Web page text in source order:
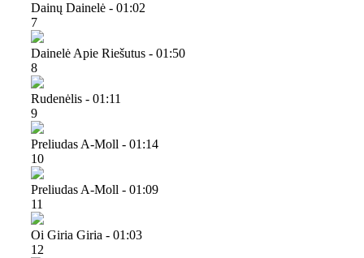
Dainų Dainelė - 01:02
7
Dainelė Apie Riešutus - 01:50
8
Rudenėlis - 01:11
9
Preliudas A-Moll - 01:14
10
Preliudas A-Moll - 01:09
11
Oi Giria Giria - 01:03
12